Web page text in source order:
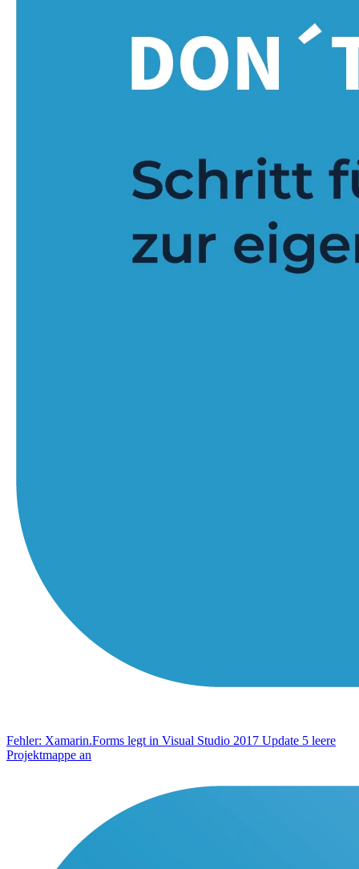
Fehler: Xamarin.Forms legt in Visual Studio 2017 Update 5 leere
Projektmappe an